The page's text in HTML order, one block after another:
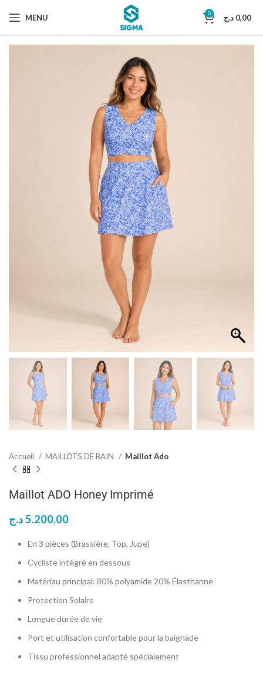
MENU 0 0,00 د.ج
Accueil MAILLOTS DE BAIN Maillot Ado
Maillot ADO Honey Imprimé
5.200,00د.ج
En 3 pièces (Brassière, Top, Jupe)
Cycliste intégré en dessous
Matériau principal: 80% polyamide 20% Élasthanne
Protection Solaire
Longue durée de vie
Port et utilisation confortable pour la baignade
Tissu professionnel adapté spécialement